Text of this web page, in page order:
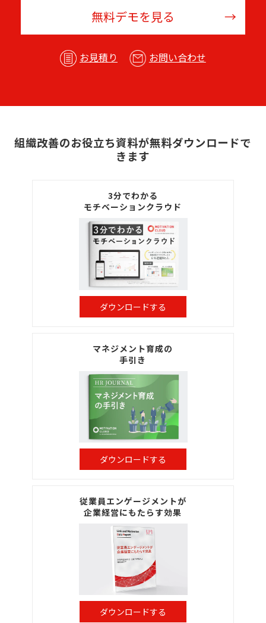
無料デモを見る
お見積り お問い合わせ
組織改善のお役立ち資料が無料ダウンロードで
きます
3分でわかる
モチベーションクラウド
ダウンロードする
マネジメント育成の
手引き
ダウンロードする
従業員エンゲージメントが
企業経営にもたらす効果
ダウンロードする